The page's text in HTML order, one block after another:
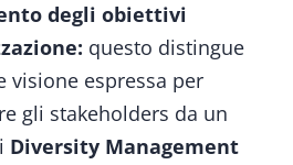
degli obiettivi
questo distingue
visione espressa per
gli stakeholders da un
Diversity Management